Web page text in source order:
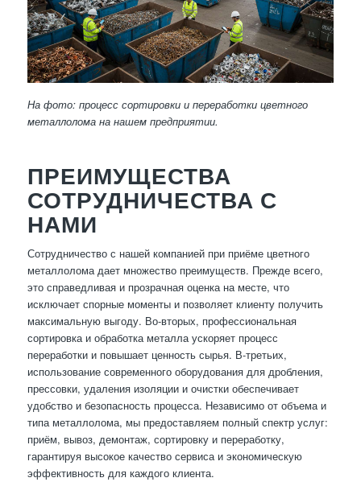
На фото: процесс сортировки и переработки цветного
металлолома на нашем предприятии.
ПРЕИМУЩЕСТВА
СОТРУДНИЧЕСТВА С
НАМИ
Сотрудничество с нашей компанией при приёме цветного
металлолома дает множество преимуществ. Прежде всего,
это справедливая и прозрачная оценка на месте, что
исключает спорные моменты и позволяет клиенту получить
максимальную выгоду. Во-вторых, профессиональная
сортировка и обработка металла ускоряет процесс
переработки и повышает ценность сырья. В-третьих,
использование современного оборудования для дробления,
прессовки, удаления изоляции и очистки обеспечивает
удобство и безопасность процесса. Независимо от объема и
типа металлолома, мы предоставляем полный спектр услуг:
приём, вывоз, демонтаж, сортировку и переработку,
гарантируя высокое качество сервиса и экономическую
эффективность для каждого клиента.